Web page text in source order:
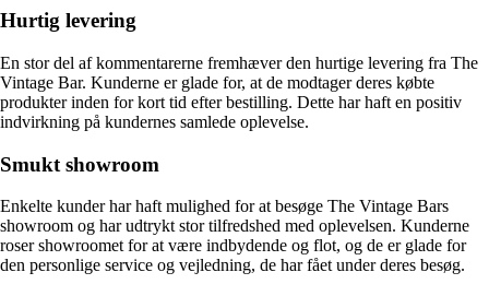
Hurtig levering
En stor del af kommentarerne fremhæver den hurtige levering fra The
Vintage Bar. Kunderne er glade for, at de modtager deres købte
produkter inden for kort tid efter bestilling. Dette har haft en positiv
indvirkning på kundernes samlede oplevelse.
Smukt showroom
Enkelte kunder har haft mulighed for at besøge The Vintage Bars
showroom og har udtrykt stor tilfredshed med oplevelsen. Kunderne
roser showroomet for at være indbydende og flot, og de er glade for
den personlige service og vejledning, de har fået under deres besøg.